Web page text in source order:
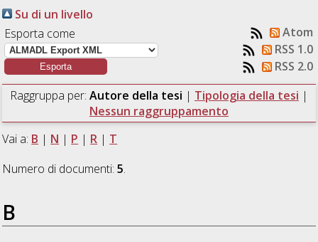
Su di un livello
Esporta come
Atom
RSS 1.0
RSS 2.0
Raggruppa per: Autore della tesi | Tipologia della tesi |
Nessun raggruppamento
Vai a: B | N | P | R | T
Numero di documenti:5.
B